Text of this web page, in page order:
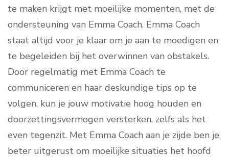
te maken krijgt met moeilijke momenten, met de
ondersteuning van Emma Coach. Emma Coach
staat altijd voor je klaar om je aan te moedigen en
te begeleiden bij het overwinnen van obstakels.
Door regelmatig met Emma Coach te
communiceren en haar deskundige tips op te
volgen, kun je jouw motivatie hoog houden en
doorzettingsvermogen versterken, zelfs als het
even tegenzit. Met Emma Coach aan je zijde ben je
beter uitgerust om moeilijke situaties het hoofd